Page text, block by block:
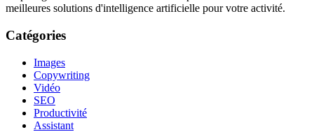
meilleures solutions d'intelligence artificielle pour votre activité.
Catégories
Images
Copywriting
Vidéo
SEO
Productivité
Assistant